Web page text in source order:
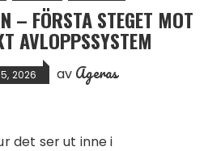
– FÖRSTA STEGET MOT
AVLOPPSSYSTEM
2026 av Ageras